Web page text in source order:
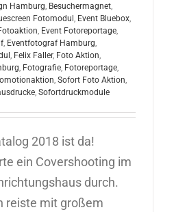
Hamburg, Besuchermagnet,
Fotomodul , Event Bluebox,
, Event Fotoreportage,
, Eventfotograf Hamburg,
, Felix Faller, Foto Aktion,
, Fotografie, Fotoreportage,
, Sofort Foto Aktion,
, Sofortdruckmodule
2018 ist da!
ein Covershooting im
durch.
reiste mit großem